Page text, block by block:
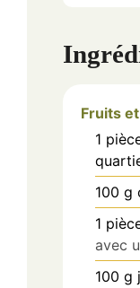
Fruits
1
100 g
1
avec
100 g